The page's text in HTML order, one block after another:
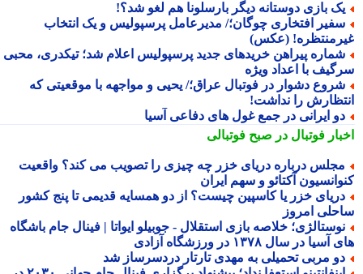
بازی دوستانه دیگر بارسلونا هم لغو شد؟!
افتخاری چوگان؛/ مدیرعامل پرسپولیس و یک انتخاب
(عکس)
پیراهن خریدهای جدید پرسپولیس اعلام شد؛ تیکدری، محبی و
با اعداد ویژه
دشوار در فوتبال عراق؛/ یحیی و مواجهه با موقعیتی که
را نداشت!
ایرانی در جمع غول های دفاعی آسیا
فوتبال در صبح فوتبالی
درباره دریای خزر چه چیزی را تصویب می کند؟ واقعیت
آکتائو و سهم ایران
خزر یا کاسپین چیست؟ از دو همسایه قدیمی تا پنج کشور
امروز
خلاصه بازی استقلال - جوبیلو ایواتا | فینال جام باشگاه
در سال ۱۳۷۸ در ورزشگاه آزادی
مربی تحمیلی به مهدی تارتار دردسرساز شد